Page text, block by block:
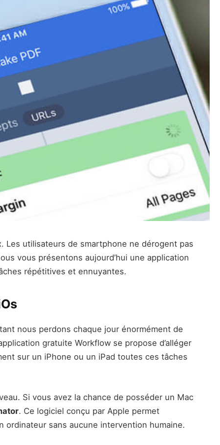
Les utilisateurs de smartphone ne dérogent pas
vous présentons aujourd’hui une application
répétitives et ennuyantes.
nous perdons chaque jour énormément de
gratuite Workflow se propose d’alléger
sur un iPhone ou un iPad toutes ces tâches
Si vous avez la chance de posséder un Mac
. Ce logiciel conçu par Apple permet
ordinateur sans aucune intervention humaine.